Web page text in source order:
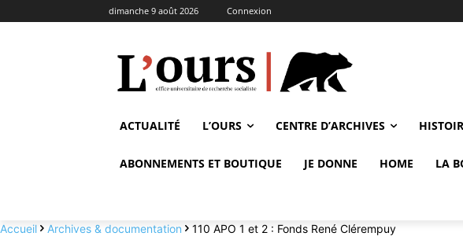
dimanche 9 août 2026 Connexion
ACTUALITÉ L’OURS CENTRE D’ARCHIVES
ABONNEMENTS ET BOUTIQUE JE DONNE HOME LA
Accueil Archives & documentation 110 APO 1 et 2 : Fonds René Clérempuy